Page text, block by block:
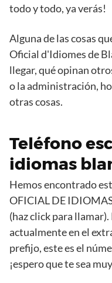
todo y todo, ya verás!
Alguna de las cosas
Oficial d'Idiomes de
llegar, qué opinan
o la administración,
otras cosas.
Teléfono
idiomas
Hemos encontrado
OFICIAL DE
(haz click para
actualmente en el
prefijo, este es el
¡espero que te sea